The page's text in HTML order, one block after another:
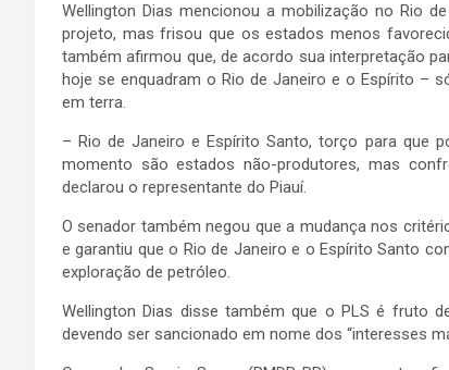
Wellington Dias mencionou a mobilização no Rio
projeto, mas frisou que os estados menos
também afirmou que, de acordo sua interpretação
hoje se enquadram o Rio de Janeiro e o Espírito –
em terra.
– Rio de Janeiro e Espírito Santo, torço para que
momento são estados não-produtores, mas
declarou o representante do Piauí.
O senador também negou que a mudança nos
e garantiu que o Rio de Janeiro e o Espírito Santo
exploração de petróleo.
Wellington Dias disse também que o PLS é fruto
devendo ser sancionado em nome dos “interesses